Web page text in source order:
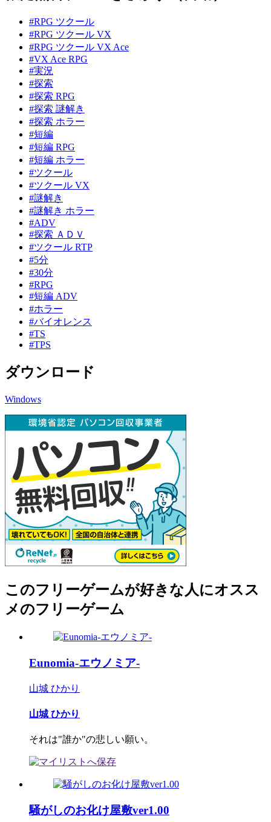
#RPG ツクール
#RPG ツクール VX
#RPG ツクール VX Ace
#VX Ace RPG
#実況
#探索
#探索 RPG
#探索 謎解き
#探索 ホラー
#短編
#短編 RPG
#短編 ホラー
#ツクール
#ツクール VX
#謎解き
#謎解き ホラー
#ADV
#探索 ＡＤＶ
#ツクール RTP
#5分
#30分
#RPG
#短編 ADV
#ホラー
#バイオレンス
#TS
#TPS
ダウンロード
Windows
このフリーゲームが好きな人にオスス
メのフリーゲーム
Eunomia-エウノミア-
山城 ひかり
山城 ひかり
それは"誰か"の悲しい願い。
騒がしのお化け屋敷ver1.00